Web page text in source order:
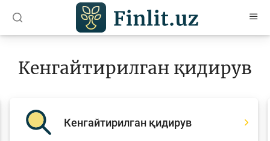
Мақолалар
Лойиҳалар
Кенгайтирилган қидирув
Кенгайтирилган қидирув